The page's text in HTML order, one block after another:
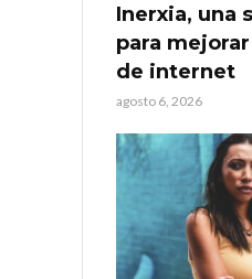
Inerxia, una
para
de internet
agosto 6, 2026